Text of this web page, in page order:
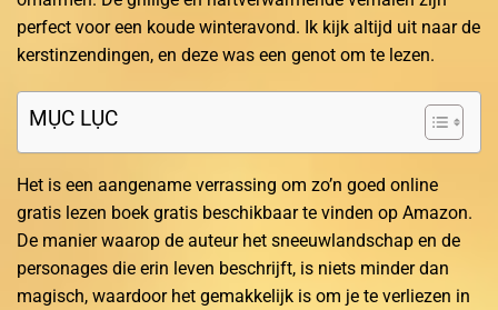
perfect voor een koude winteravond. Ik kijk altijd uit naar de
kerstinzendingen, en deze was een genot om te lezen.
MỤC LỤC
Het is een aangename verrassing om zo’n goed online
gratis lezen boek gratis beschikbaar te vinden op Amazon.
De manier waarop de auteur het sneeuwlandschap en de
personages die erin leven beschrijft, is niets minder dan
magisch, waardoor het gemakkelijk is om je te verliezen in